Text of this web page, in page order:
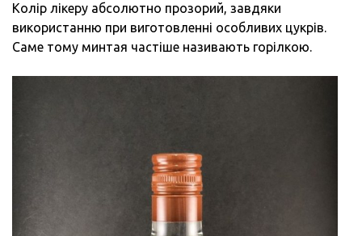
Колір лікеру абсолютно прозорий, завдяки
використанню при виготовленні особливих цукрів.
Саме тому минтая частіше називають горілкою.